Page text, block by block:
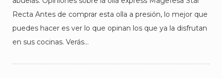
Recta Antes de comprar esta olla a presión, lo mejor que
puedes hacer es ver lo que opinan los que ya la disfrutan
en sus cocinas. Verás…